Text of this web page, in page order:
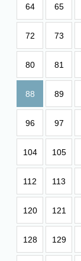
64 65
72 73
80 81
88 89
96 97
104 105
112 113
120 121
128 129